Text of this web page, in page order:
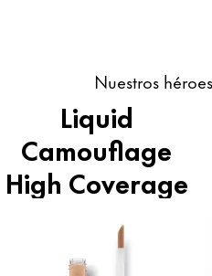
Nuestros
Liquid
Camouflage
High Coverage
corrector